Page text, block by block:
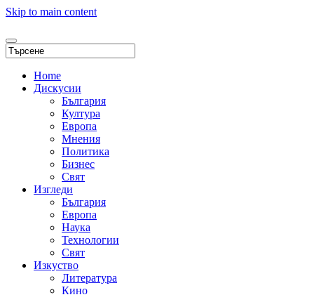
Skip to main content
Home
Дискусии
България
Култура
Европа
Мнения
Политика
Бизнес
Свят
Изгледи
България
Европа
Наука
Технологии
Свят
Изкуство
Литература
Кино